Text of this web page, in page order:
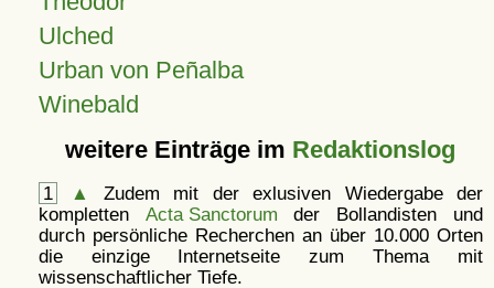
Ulched
Urban von Peñalba
Winebald
weitere Einträge im Redaktionslog
1 ▲
Zudem mit der exlusiven Wiedergabe der
kompletten Acta Sanctorum der Bollandisten und
durch persönliche Recherchen an über 10.000 Orten
die einzige Internetseite zum Thema mit
wissenschaftlicher Tiefe.